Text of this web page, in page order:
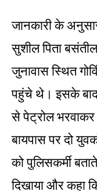
जानकारी के
सुशील पिता
जुनावास स्थित
पहुंचे थे। इसके
से पेट्रोल
बायपास पर दो
को पुलिसकर्मी
दिखाया और कहा